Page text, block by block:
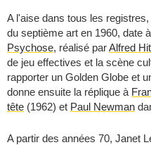
A l'aise dans tous les
du septième art en 1960, date
Psychose, réalisé parAlfred
de jeu effectives et la scène
rapporter un Golden Globe et
donne ensuite la réplique à
tête (1962) et Paul Newman
A partir des années 70, Janet